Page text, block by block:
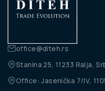
office@diteh.rs
Stanina 25, 11233 Ralja,
Office: Jasenička 7/IV,